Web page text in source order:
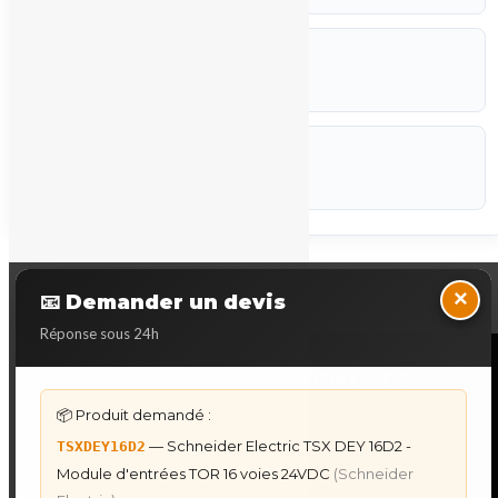
📧 Demander un devis
Réponse sous 24h
×
📦 Produit demandé :
TSXDEY16D2 — Schneider Electric TSX DEY 16D2 -
Module d'entrées TOR 16 voies 24VDC (Schneider
Back to Top
DÉPANNAGE AUTOMATES